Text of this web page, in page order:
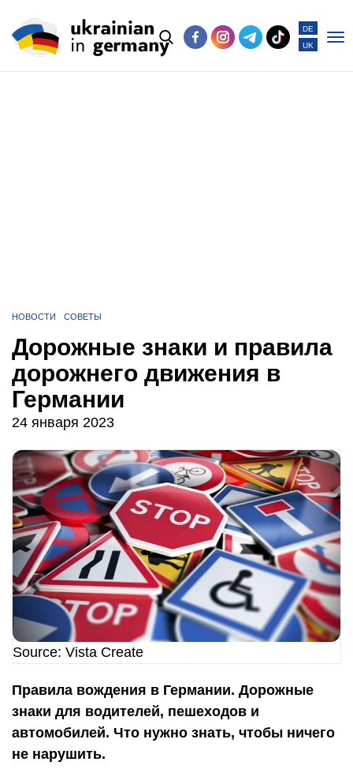
DE
UK
НОВОСТИ СОВЕТЫ
Дорожные знаки и правила
дорожнего движения в
Германии
24 января 2023
Source: Vista Create
Правила вождения в Германии. Дорожные
знаки для водителей, пешеходов и
автомобилей. Что нужно знать, чтобы ничего
не нарушить.